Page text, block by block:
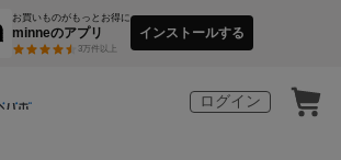
お買いものがもっとお得に
minneのアプリ
3万件以上
インストールする
ログイン